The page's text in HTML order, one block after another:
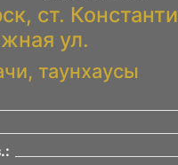
ст.
ул.
таунхаусы